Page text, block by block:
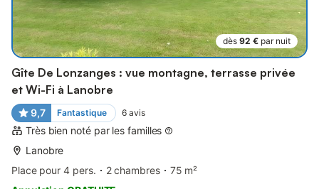
dès 92 € par nuit
Gîte De Lonzanges : vue montagne, terrasse privée
et Wi-Fi à Lanobre
9,7 Fantastique 6 avis
Très bien noté par les familles
Lanobre
Place pour 4 pers.
2 chambres
75 m²